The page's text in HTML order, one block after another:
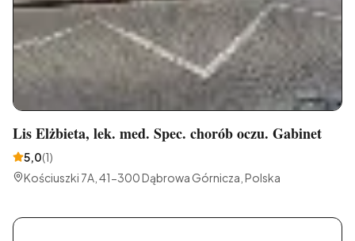
Lis Elżbieta, lek. med. Spec. chorób oczu. Gabinet
5,0(1)
Kościuszki 7A, 41-300 Dąbrowa Górnicza, Polska